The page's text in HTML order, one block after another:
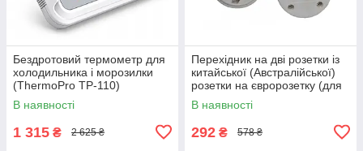
Бездротовий термометр для
холодильника і морозилки
(ThermoPro TP-110)
В наявності
1 315 ₴ 2 625 ₴
Перехідник на дві розетки із
китайської (Австралійської)
розетки на євророзетку (для
Ecoflow) 10А / 250В для
подорожей Білий
В наявності
292 ₴ 578 ₴